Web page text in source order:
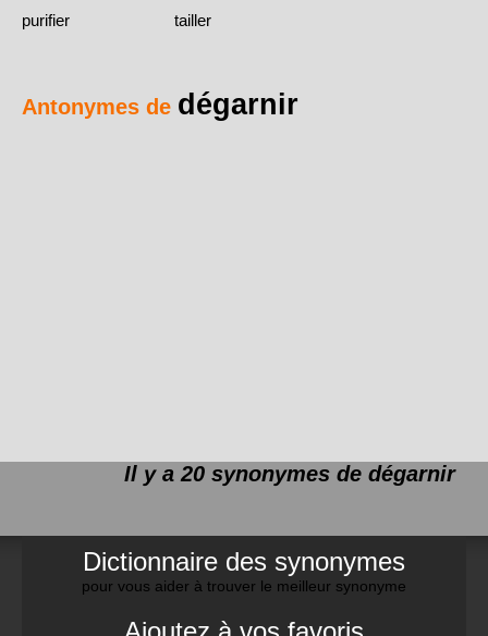
purifier
tailler
Antonymes de dégarnir
Il y a 20 synonymes de dégarnir
Dictionnaire des synonymes
pour vous aider à trouver le meilleur synonyme